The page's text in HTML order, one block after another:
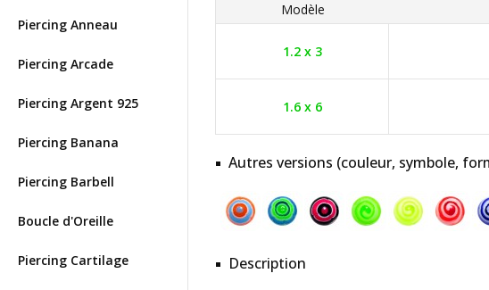
Piercing Anneau
Piercing Arcade
Piercing Argent 925
Piercing Banana
Piercing Barbell
Boucle d'Oreille
Piercing Cartilage
Modèle
1.2 x 3
1.6 x 6
Autres versions (couleur, symbole,
Description